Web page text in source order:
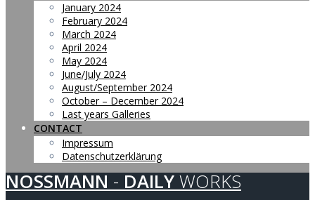
January 2024
February 2024
March 2024
April 2024
May 2024
June/July 2024
August/September 2024
October – December 2024
Last years Galleries
CONTACT
Impressum
Datenschutzerklärung
NOSSMANN - DAILY WORKS